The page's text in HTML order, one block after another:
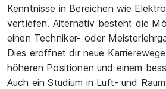
Kenntnisse in Bereichen wie
vertiefen. Alternativ besteht die
einen Techniker- oder
Dies eröffnet dir neue
höheren Positionen und einem
Auch ein Studium in Luft- und